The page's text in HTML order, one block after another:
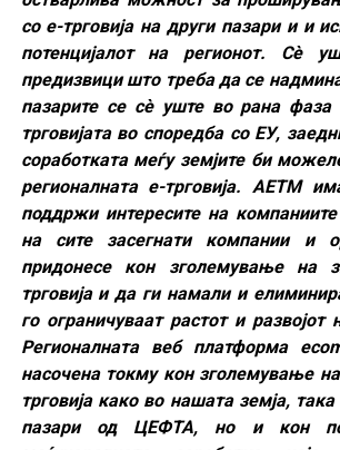
со е-трговија на други пазари и и
потенцијалот на регионот. Сè
предизвици што треба да се
пазарите се сè уште во рана фаза
трговијата во споредба со ЕУ,
соработката меѓу земјите би
регионалната е-трговија. АЕТМ
поддржи интересите на компаниите
на сите засегнати компании и
придонесе кон зголемување на
трговија и да ги намали и
го ограничуваат растот и развојот
Регионалната веб платформа
насочена токму кон зголемување
трговија како во нашата земја,
пазари од ЦЕФТА, но и кон